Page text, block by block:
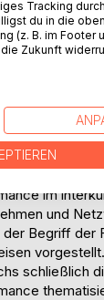
sind als
und
werden
im
und
Begriff der
schließlich
Tracking
du in die
(z. B. im Footer
Zukunft